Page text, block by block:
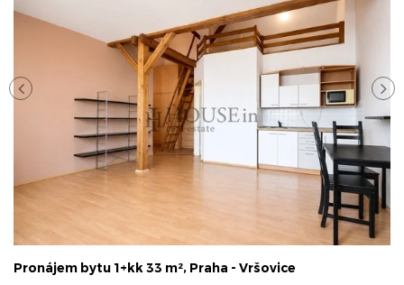
Pronájem bytu 1+kk 33 m², Praha - Vršovice